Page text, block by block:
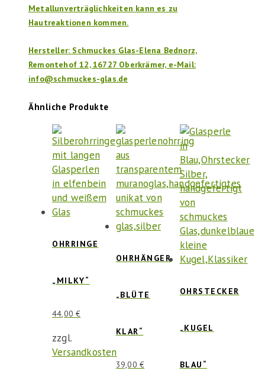
Metallunverträglichkeiten kann es zu
Hautreaktionen kommen.
Hersteller: Schmuckes Glas-Elena Bednorz,
Remontehof 12, 16727 Oberkrämer, e-Mail:
info@schmuckes-glas.de
Ähnliche Produkte
OHRRINGE
„MILKY“
44,00€
zzgl.
Versandkosten
OHRHÄNGER
„BLÜTE
KLAR“
39,00 €
OHRSTECKER
„KUGEL
BLAU“